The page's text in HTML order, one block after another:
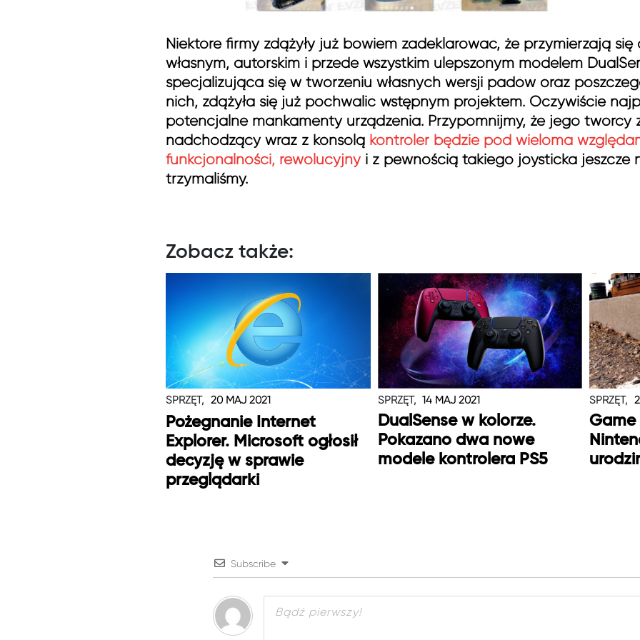
Niektóre firmy zdążyły już bowiem zadeklarować, że przymierzają
własnym, autorskim i przede wszystkim ulepszonym modelem
specjalizująca się w tworzeniu własnych wersji padów oraz
nich, zdążyła się już pochwalić wstępnym projektem. Oczywiście
potencjalne mankamenty urządzenia. Przypomnijmy, że jego twórcy
nadchodzący wraz z konsolą kontroler będzie pod wieloma
funkcjonalności, rewolucyjny i z pewnością takiego joysticka jeszcze
trzymaliśmy.
Zobacz także:
SPRZĘT, 20 MAJ 2021
Pożegnanie Internet
Explorer. Microsoft ogłosił
decyzję w sprawie
przeglądarki
SPRZĘT, 14 MAJ 2021
DualSense w kolorze.
Pokazano dwa nowe
modele kontrolera PS5
SPRZĘT,
Game
Subscribe